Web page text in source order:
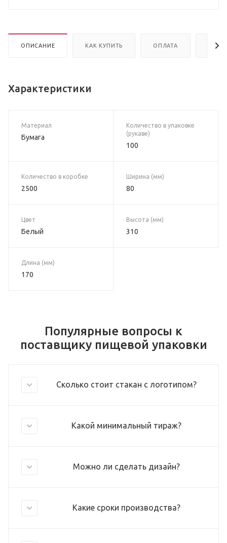
ОПИСАНИЕ КАК КУПИТЬ ОПЛАТА
Характеристики
Материал
Бумага
Количество в упаковке
(рукаве)
100
Количество в коробке
2500
Ширина (мм)
80
Цвет
Белый
Высота (мм)
310
Длина (мм)
170
Популярные вопросы к
поставщику пищевой упаковки
Сколько стоит стакан с логотипом?
Какой минимальный тираж?
Можно ли сделать дизайн?
Какие сроки производства?